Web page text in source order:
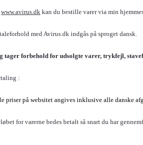
www.avirus.dk kan du bestille varer via min
med Avirus.dk indgås på sproget dansk.
tager forbehold for udsolgte varer, trykfejl,
:
priser på websitet angives inklusive alle danske
for varerne bedes betalt så snart du har